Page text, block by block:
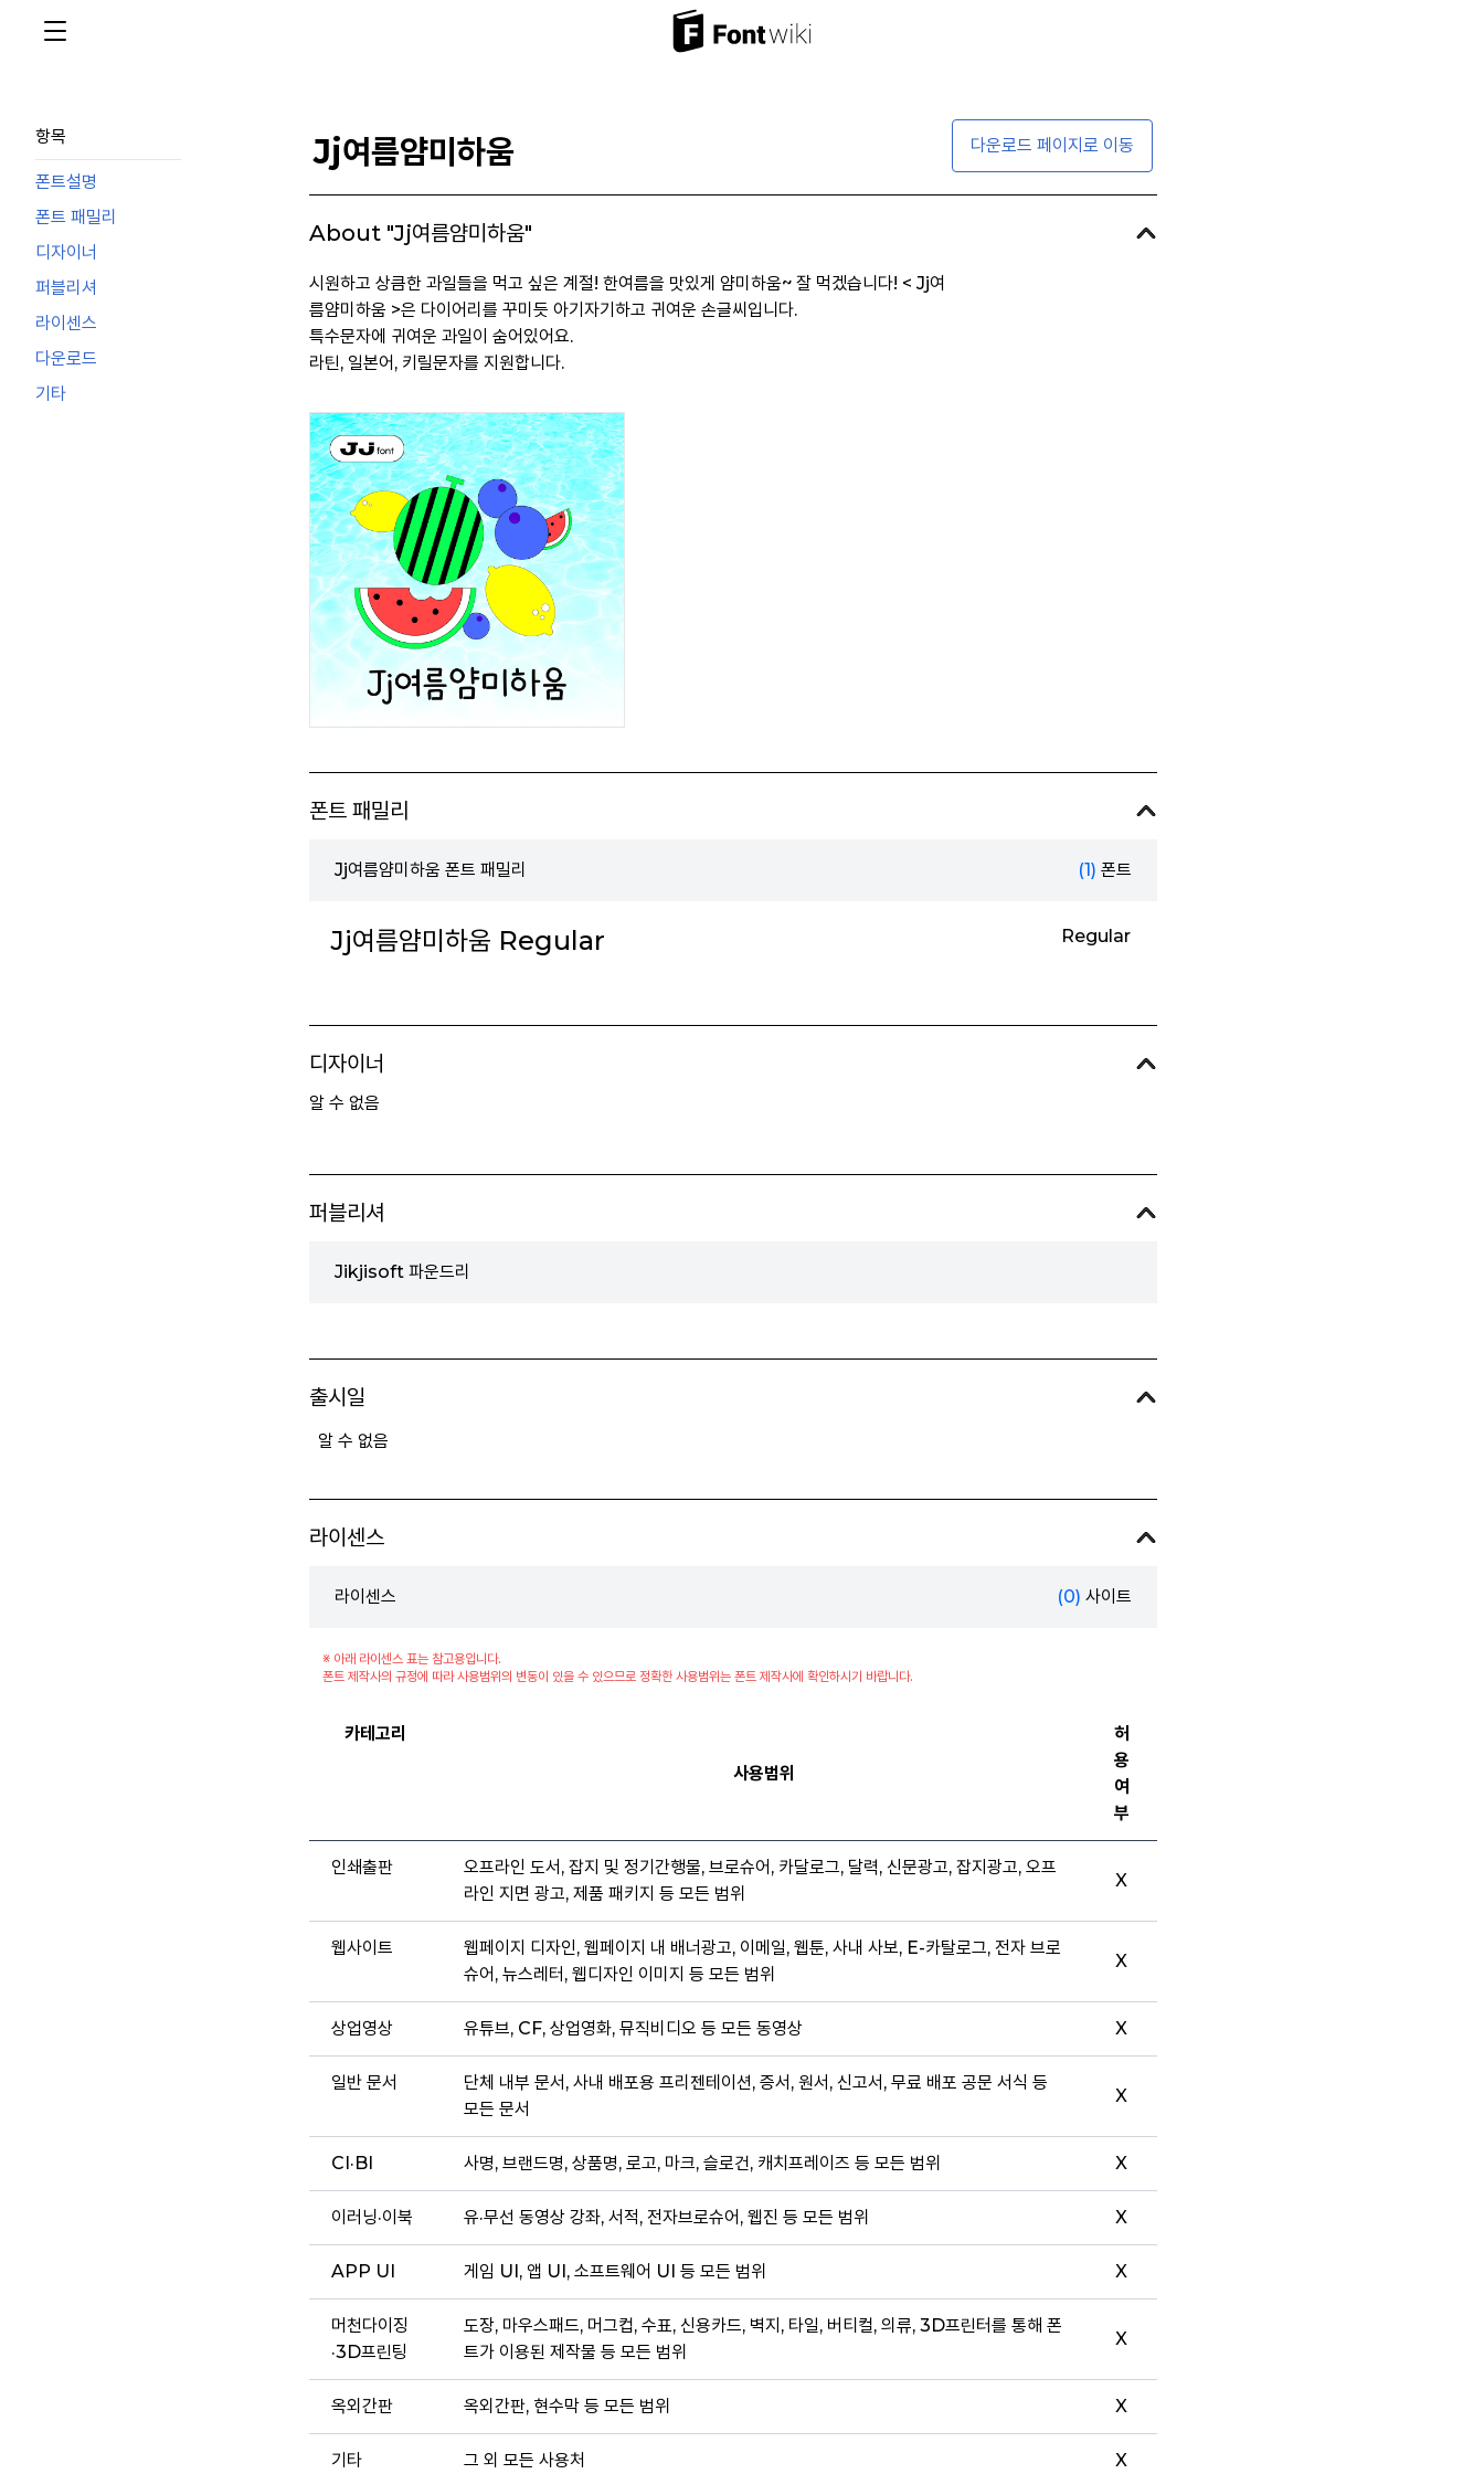
항목
폰트설명
폰트 패밀리
디자이너
퍼블리셔
라이센스
다운로드
기타
Jj여름얌미하움 다운로드 페이지로 이동
About "Jj여름얌미하움"
시원하고 상큼한 과일들을 먹고 싶은 계절! 한여름을 맛있게 얌미하움~ 잘 먹겠습니다! < Jj여
름얌미하움 >은 다이어리를 꾸미듯 아기자기하고 귀여운 손글씨입니다.
특수문자에 귀여운 과일이 숨어있어요.
라틴, 일본어, 키릴문자를 지원합니다.
폰트 패밀리
Jj여름얌미하움 폰트 패밀리 (1) 폰트
Jj여름얌미하움 Regular Regular
디자이너
알 수 없음
퍼블리셔
Jikjisoft 파운드리
출시일
알 수 없음
라이센스
라이센스 (0) 사이트
※ 아래 라이센스 표는 참고용입니다.
폰트 제작사의 규정에 따라 사용범위의 변동이 있을 수 있으므로 정확한 사용범위는 폰트 제작사에 확인하시기 바랍니다.
카테고리
사용범위
허
용
여
부
인쇄출판
오프라인 도서, 잡지 및 정기간행물, 브로슈어, 카달로그, 달력, 신문광고, 잡지광고, 오프
라인 지면 광고, 제품 패키지 등 모든 범위
X
웹사이트
웹페이지 디자인, 웹페이지 내 배너광고, 이메일, 웹툰, 사내 사보, E-카탈로그, 전자 브로
슈어, 뉴스레터, 웹디자인 이미지 등 모든 범위
X
상업영상 유튜브, CF, 상업영화, 뮤직비디오 등 모든 동영상 X
일반 문서
단체 내부 문서, 사내 배포용 프리젠테이션, 증서, 원서, 신고서, 무료 배포 공문 서식 등
모든 문서
X
CI·BI 사명, 브랜드명, 상품명, 로고, 마크, 슬로건, 캐치프레이즈 등 모든 범위 X
이러닝·이북 유·무선 동영상 강좌, 서적, 전자브로슈어, 웹진 등 모든 범위 X
APP UI 게임 UI, 앱 UI, 소프트웨어 UI 등 모든 범위 X
머천다이징
·3D프린팅
도장, 마우스패드, 머그컵, 수표, 신용카드, 벽지, 타일, 버티컬, 의류, 3D프린터를 통해 폰
트가 이용된 제작물 등 모든 범위
X
옥외간판 옥외간판, 현수막 등 모든 범위 X
기타 그 외 모든 사용처 X